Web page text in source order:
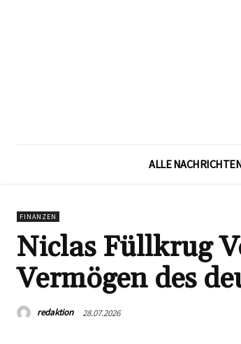
ALLE
FINANZEN
Niclas Füllkrug
Vermögen des
redaktion 28.07.2026